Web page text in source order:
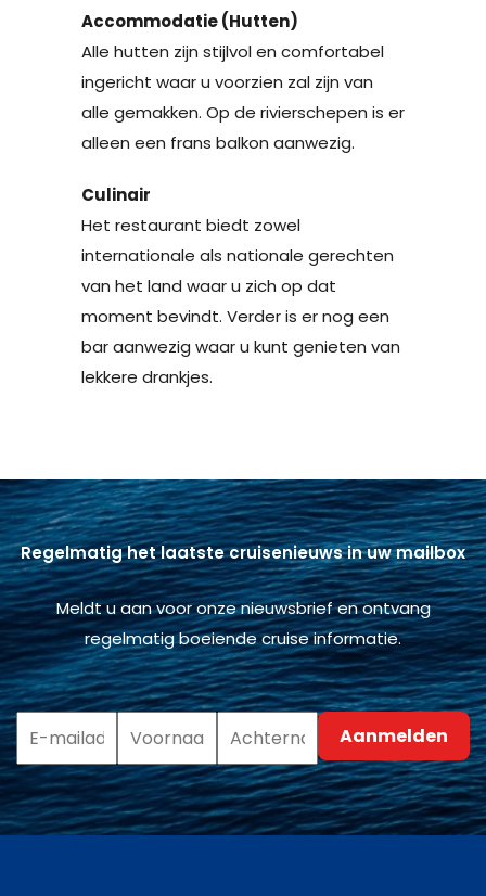
Accommodatie (Hutten)
Alle hutten zijn stijlvol en comfortabel
ingericht waar u voorzien zal zijn van
alle gemakken. Op de rivierschepen is er
alleen een frans balkon aanwezig.
Culinair
Het restaurant biedt zowel
internationale als nationale gerechten
van het land waar u zich op dat
moment bevindt. Verder is er nog een
bar aanwezig waar u kunt genieten van
lekkere drankjes.
Regelmatig het laatste cruisenieuws in uw mailbox
Meldt u aan voor onze nieuwsbrief en ontvang
regelmatig boeiende cruise informatie.